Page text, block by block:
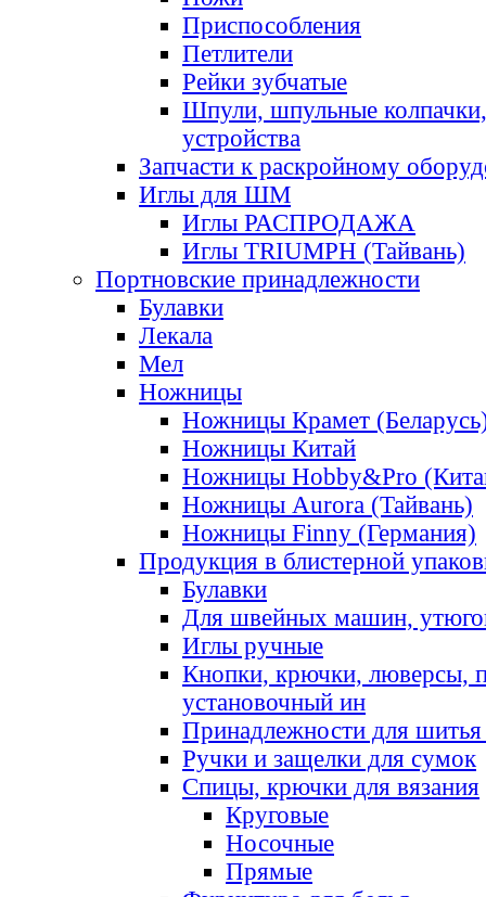
Приспособления
Петлители
Рейки зубчатые
Шпули, шпульные
устройства
Запчасти к раскройному
Иглы для ШМ
Иглы РАСПРОДАЖА
Иглы TRIUMPH (Тайвань)
Портновские принадлежности
Булавки
Лекала
Мел
Ножницы
Ножницы Крамет
Ножницы Китай
Ножницы Hobby&Pro
Ножницы Aurora (Тайвань)
Ножницы Finny (Германия)
Продукция в блистерной
Булавки
Для швейных машин,
Иглы ручные
Кнопки, крючки, люверсы,
установочный ин
Принадлежности для шитья
Ручки и защелки для сумок
Спицы, крючки для вязания
Круговые
Носочные
Прямые